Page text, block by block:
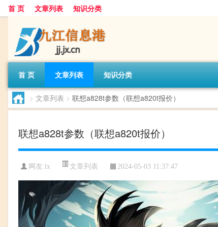
首 页 文章列表 知识分类
首 页 文章列表 知识分类
> 文章列表 > 联想a828t参数（联想a820t报价）
联想a828t参数（联想a820t报价）
网友: lx 文章列表 2024-05-03 11:37:47